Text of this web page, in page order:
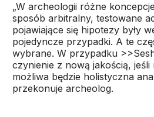
„W archeologii różne
sposób arbitralny, testowane
pojawiające się hipotezy były
pojedyncze przypadki. A te
wybrane. W przypadku
czynienie z nową jakością, jeśli
możliwa będzie holistyczna
przekonuje archeolog.